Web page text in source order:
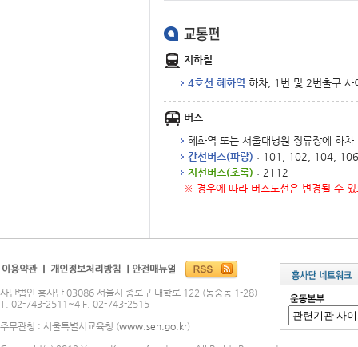
지하철
4호선 혜화역 하차, 1번 및 2번출구 사
버스
혜화역 또는 서울대병원 정류장에 하차
간선버스(파랑) : 101, 102, 104,
지선버스(초록) : 2112
※ 경우에 따라 버스노선은 변경될 수
사단법인 흥사단 03086 서울시 종로구 대학로 122 (동숭동 1-28)
T. 02-743-2511~4 F. 02-743-2515
주무관청 : 서울특별시교육청 (www.sen.go.kr)